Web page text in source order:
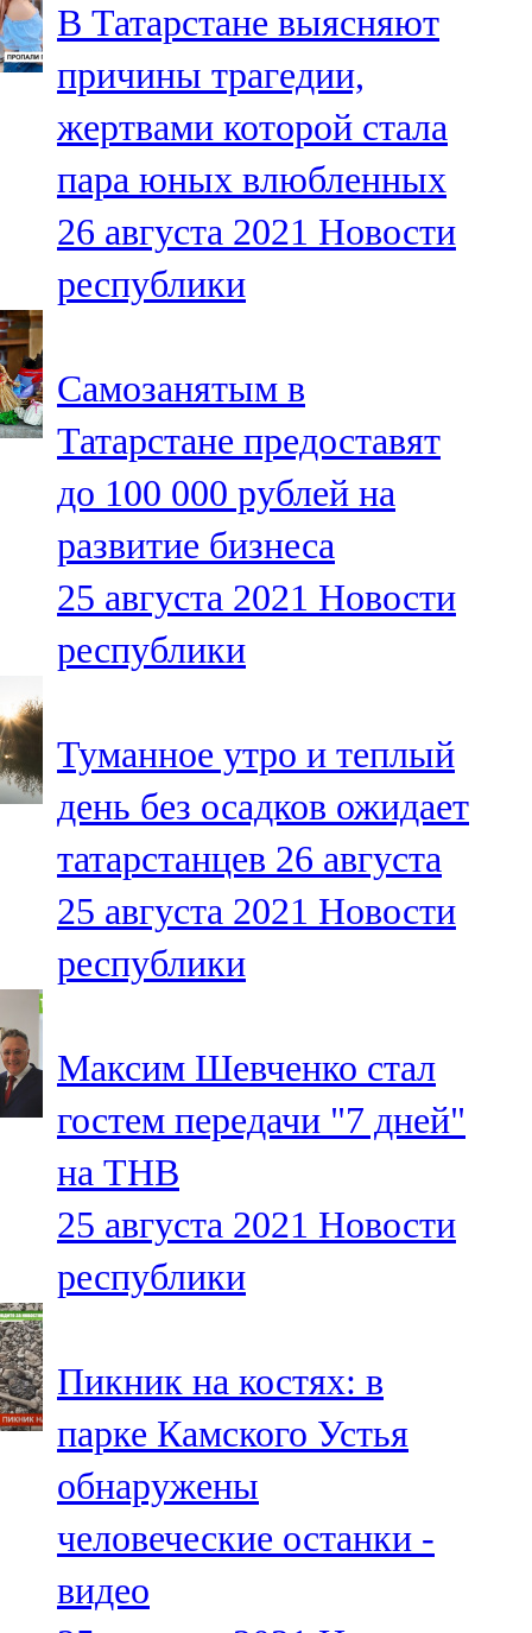
Мамадыш
106,2 FM
Минзәлә
107,3 FM
Мөслим
100,0 FM
104,7 FM
Олы Әтнә
71,42 FM
Сарман
107,8 FM
Теләче
Түбән Кама
102,6 FM
Чирмешән
107,7 FM
Чистай
Чүпрәле
91,0 FM
Шәмәрдән
102,3 FM
Яңа чишмә
Яр Чаллы
105,5 FM
В Татарстане выясняют
причины трагедии,
жертвами которой стала
пара юных влюбленных
26 августа 2021 Новости
республики
Самозанятым в
Татарстане предоставят
до 100 000 рублей на
развитие бизнеса
25 августа 2021 Новости
республики
Туманное утро и теплый
день без осадков ожидает
татарстанцев 26 августа
25 августа 2021 Новости
республики
Максим Шевченко стал
гостем передачи "7 дней"
на ТНВ
25 августа 2021 Новости
республики
Пикник на костях: в
парке Камского Устья
обнаружены
человеческие останки -
видео